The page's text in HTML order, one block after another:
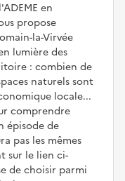
en
propose
la-Virvée
lumière des
: combien de
naturels sont
locale...
comprendre
épisode de
pas les mêmes
sur le lien ci-
de choisir parmi